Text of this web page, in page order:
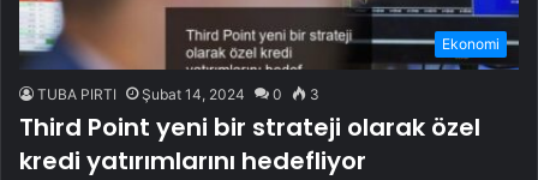
Ekonomi
TUBA PIRTI Şubat 14, 2024 0 3
Third Point yeni bir strateji olarak özel
kredi yatırımlarını hedefliyor